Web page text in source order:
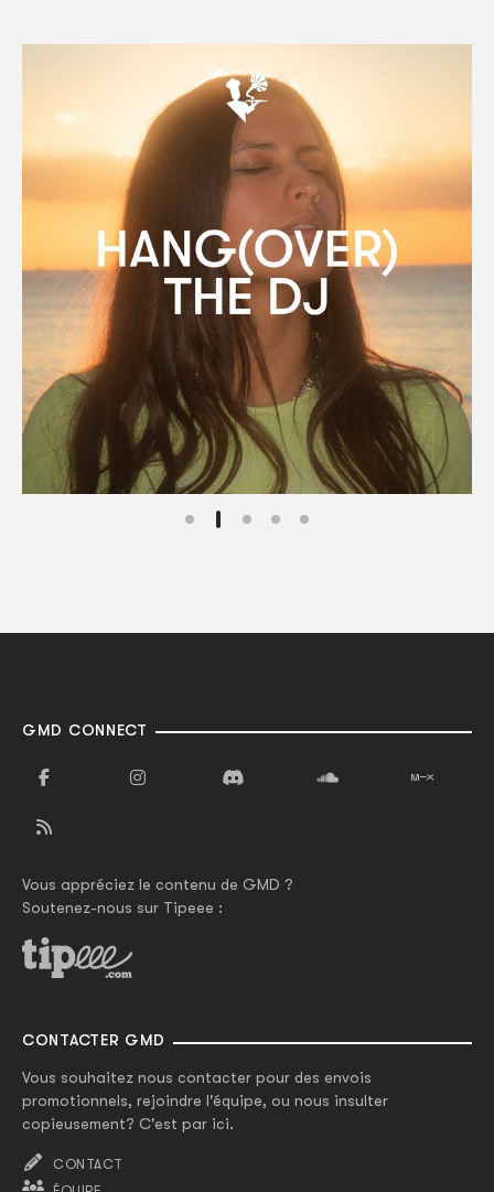
GMD CONNECT
Vous appréciez le contenu de GMD ?
Soutenez-nous sur Tipeee :
CONTACTER GMD
Vous souhaitez nous contacter pour des envois
promotionnels, rejoindre l'équipe, ou nous insulter
copieusement? C'est par ici.
CONTACT